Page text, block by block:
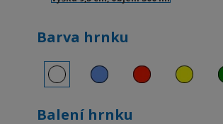
Barva hrnku
Balení hrnku